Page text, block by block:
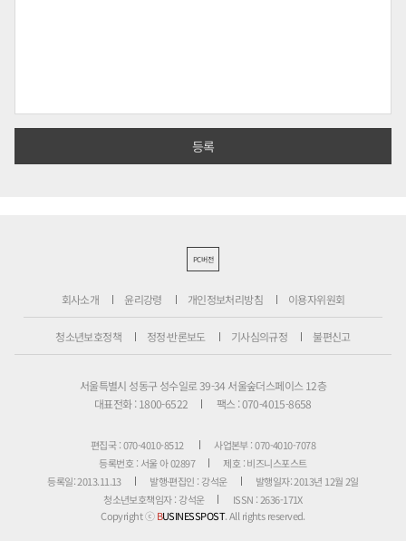
PC버전
회사소개 윤리강령 개인정보처리방침 이용자위원회
청소년보호정책 정정·반론보도 기사심의규정 불편신고
서울특별시 성동구 성수일로 39-34 서울숲더스페이스 12층
대표전화 : 1800-6522
팩스 : 070-4015-8658
편집국 : 070-4010-8512
사업본부 : 070-4010-7078
등록번호 : 서울 아 02897
제호 : 비즈니스포스트
등록일: 2013.11.13
발행·편집인 : 강석운
발행일자: 2013년 12월 2일
청소년보호책임자 : 강석운
ISSN : 2636-171X
Copyright ⓒBUSINESSPOST. All rights reserved.